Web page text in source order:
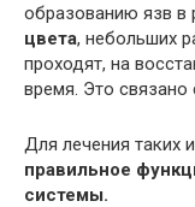
образованию язв в
цвета, небольших
проходят, на
время. Это связано
Для лечения таких
правильное
системы.